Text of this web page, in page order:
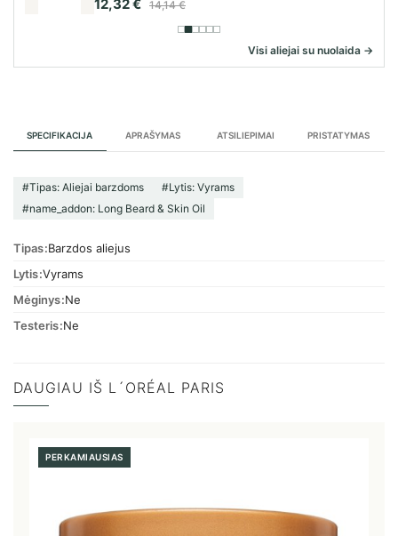
14,78 € 16,76 €
Visi aliejai su nuolaida →
SPECIFIKACIJA APRAŠYMAS ATSILIEPIMAI PRISTATYMAS
#Tipas: Aliejai barzdoms
#Lytis: Vyrams
#name_addon: Long Beard & Skin Oil
Tipas Barzdos aliejus
Lytis Vyrams
Mėginys Ne
Testeris Ne
DAUGIAU IŠ L´ORÉAL PARIS
PERKAMIAUSIAS